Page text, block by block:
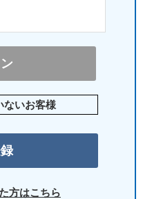
ないお客様
方はこちら